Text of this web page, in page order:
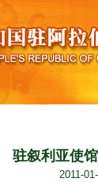
驻叙利亚使
2011-